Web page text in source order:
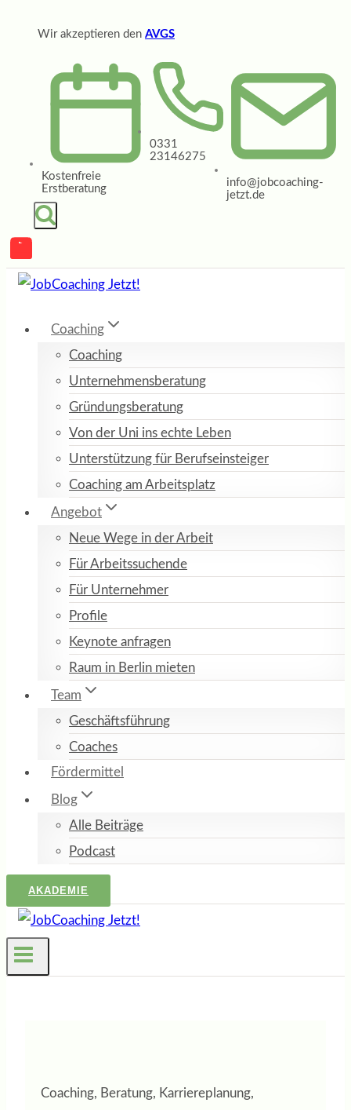
Wir akzeptieren den AVGS
Kostenfreie
Erstberatung
0331
23146275
info@jobcoaching-
jetzt.de
Coaching
Coaching
Unternehmensberatung
Gründungsberatung
Von der Uni ins echte Leben
Unterstützung für Berufseinsteiger
Coaching am Arbeitsplatz
Angebot
Neue Wege in der Arbeit
Für Arbeitssuchende
Für Unternehmer
Profile
Keynote anfragen
Raum in Berlin mieten
Team
Geschäftsführung
Coaches
Fördermittel
Blog
Alle Beiträge
Podcast
AKADEMIE
Coaching, Beratung, Karriereplanung,